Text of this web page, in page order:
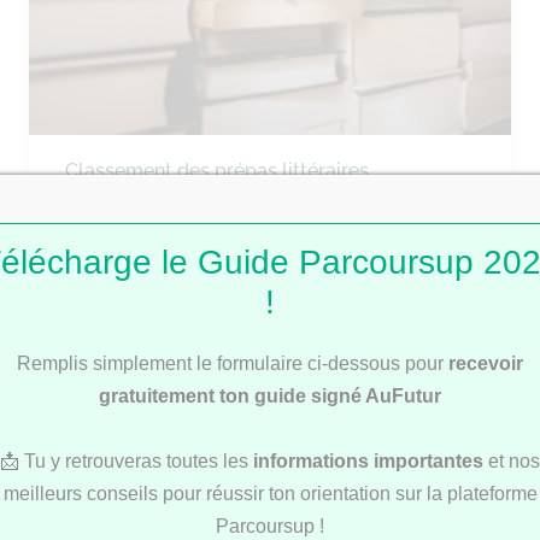
Classement des prépas littéraires
le Guide Parcoursup
!
Remplis simplement le formulaire ci-dessous pour recevoir
gratuitement ton guide signé AuFutur
📩 Tu y retrouveras toutes les informations importantes et nos
meilleurs conseils pour réussir ton orientation sur la plateforme
Parcoursup !